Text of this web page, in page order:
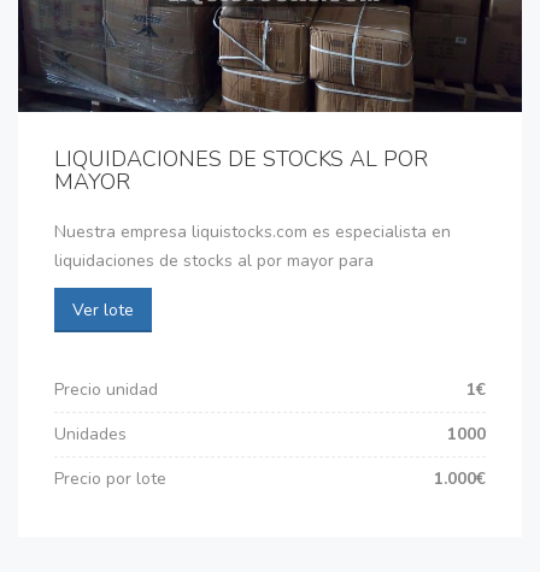
LIQUIDACIONES DE STOCKS AL POR
MAYOR
Nuestra empresa liquistocks.com es especialista en
liquidaciones de stocks al por mayor para
Ver lote
Precio unidad
1€
Unidades
1000
Precio por lote
1.000€